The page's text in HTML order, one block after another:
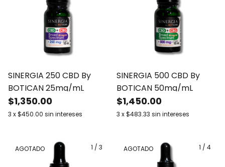
SINERGIA 250 CBD By
BOTICAN 25mg/mL
$1,350.00
3 x$450.00 sin intereses
SINERGIA 500 CBD By
BOTICAN 50mg/mL
$1,450.00
3 x$483.33 sin intereses
1 / 3
AGOTADO 1 / 4
AGOTADO